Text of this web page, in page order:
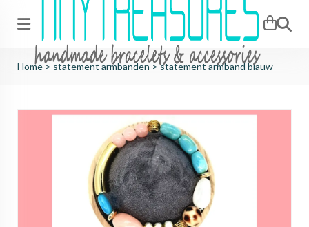
Zoeken
Home> statement armbanden>statement armband blauw